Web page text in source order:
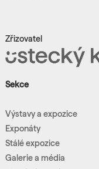
Zřizovatel
Sekce
Výstavy a expozice
Exponáty
Stálé expozice
Galerie a média